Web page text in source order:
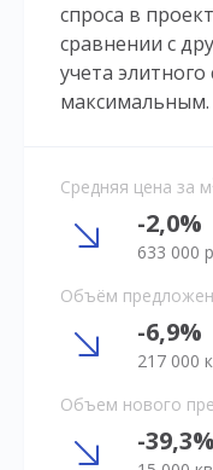
спроса в
сравнении с
учета
максимальным.
Средняя цена за м
-2,0%
633 000
Объём
-6,9%
217 000
Объем нового
-39,3%